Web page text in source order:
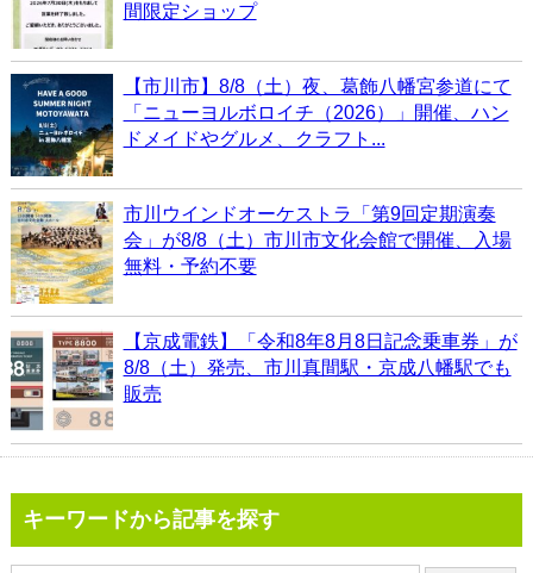
間限定ショップ
【市川市】8/8（土）夜、葛飾八幡宮参道にて
「ニューヨルボロイチ（2026）」開催、ハン
ドメイドやグルメ、クラフト...
市川ウインドオーケストラ「第9回定期演奏
会」が8/8（土）市川市文化会館で開催、入場
無料・予約不要
【京成電鉄】「令和8年8月8日記念乗車券」が
8/8（土）発売、市川真間駅・京成八幡駅でも
販売
キーワードから記事を探す